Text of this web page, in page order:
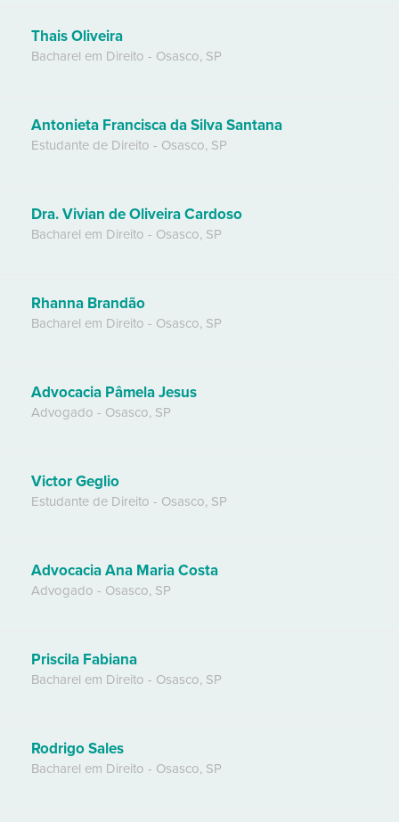
Thais Oliveira
Bacharel em Direito - Osasco, SP
Antonieta Francisca da Silva Santana
Estudante de Direito - Osasco, SP
Dra. Vivian de Oliveira Cardoso
Bacharel em Direito - Osasco, SP
Rhanna Brandão
Bacharel em Direito - Osasco, SP
Advocacia Pâmela Jesus
Advogado - Osasco, SP
Victor Geglio
Estudante de Direito - Osasco, SP
Advocacia Ana Maria Costa
Advogado - Osasco, SP
Priscila Fabiana
Bacharel em Direito - Osasco, SP
Rodrigo Sales
Bacharel em Direito - Osasco, SP